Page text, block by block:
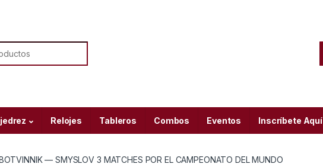
Relojes Tableros Combos Eventos Inscríbete Aquí
— SMYSLOV 3 MATCHES POR EL CAMPEONATO DEL MUNDO